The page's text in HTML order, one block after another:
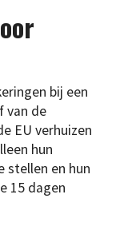
bij een
van de
EU verhuizen
hun
stellen en hun
15 dagen